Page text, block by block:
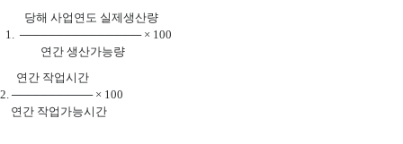
         당해 사업연도 실제생산량
  1.  ─────────────── × 100
      연간 작업시간
2. ────────── × 100